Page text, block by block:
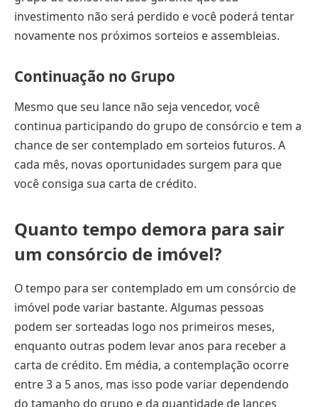
investimento não será perdido e você poderá tentar
novamente nos próximos sorteios e assembleias.
Continuação no Grupo
Mesmo que seu lance não seja vencedor, você
continua participando do grupo de consórcio e tem a
chance de ser contemplado em sorteios futuros. A
cada mês, novas oportunidades surgem para que
você consiga sua carta de crédito.
Quanto tempo demora para sair
um consórcio de imóvel?
O tempo para ser contemplado em um consórcio de
imóvel pode variar bastante. Algumas pessoas
podem ser sorteadas logo nos primeiros meses,
enquanto outras podem levar anos para receber a
carta de crédito. Em média, a contemplação ocorre
entre 3 a 5 anos, mas isso pode variar dependendo
do tamanho do grupo e da quantidade de lances